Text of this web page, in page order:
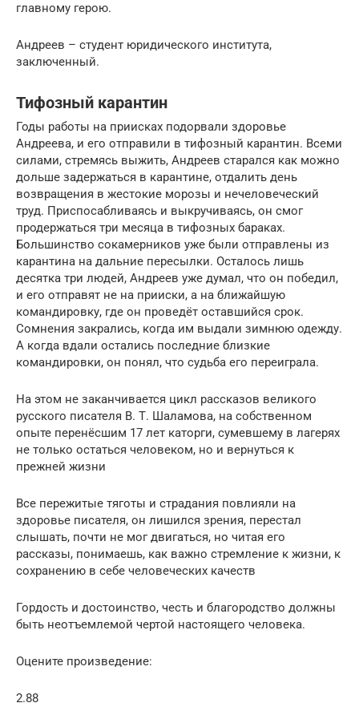
главному герою.
Андреев – студент юридического института,
заключенный.
Тифозный карантин
Годы работы на приисках подорвали здоровье
Андреева, и его отправили в тифозный карантин. Всеми
силами, стремясь выжить, Андреев старался как можно
дольше задержаться в карантине, отдалить день
возвращения в жестокие морозы и нечеловеческий
труд. Приспосабливаясь и выкручиваясь, он смог
продержаться три месяца в тифозных бараках.
Большинство сокамерников уже были отправлены из
карантина на дальние пересылки. Осталось лишь
десятка три людей, Андреев уже думал, что он победил,
и его отправят не на прииски, а на ближайшую
командировку, где он проведёт оставшийся срок.
Сомнения закрались, когда им выдали зимнюю одежду.
А когда вдали остались последние близкие
командировки, он понял, что судьба его переиграла.
На этом не заканчивается цикл рассказов великого
русского писателя В. Т. Шаламова, на собственном
опыте перенёсшим 17 лет каторги, сумевшему в лагерях
не только остаться человеком, но и вернуться к
прежней жизни
Все пережитые тяготы и страдания повлияли на
здоровье писателя, он лишился зрения, перестал
слышать, почти не мог двигаться, но читая его
рассказы, понимаешь, как важно стремление к жизни, к
сохранению в себе человеческих качеств
Гордость и достоинство, честь и благородство должны
быть неотъемлемой чертой настоящего человека.
Оцените произведение:
2.88